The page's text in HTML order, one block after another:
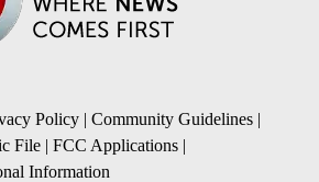
Policy | Community Guidelines |
File | FCC Applications |
Information